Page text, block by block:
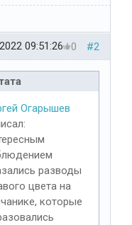
#2
0
09:51:26
Огарышев
разводы
цвета на
которые